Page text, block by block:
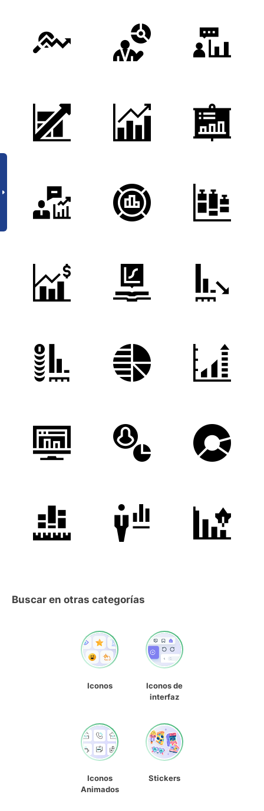
Buscar en otras categorías
Iconos
Iconos de
interfaz
Iconos
Animados
Stickers